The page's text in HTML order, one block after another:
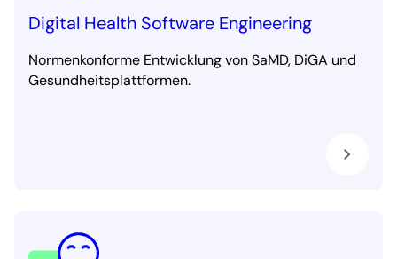
Digital Health Software Engineering
Normenkonforme Entwicklung von SaMD, DiGA und
Gesundheitsplattformen.